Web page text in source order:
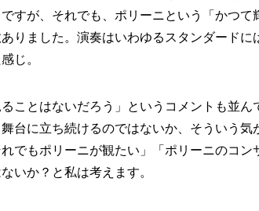
すが、それでも、ポリーニという「かつて
りました。演奏はいわゆるスタンダードに
じ。
ことはないだろう」というコメントも並ん
台に立ち続けるのではないか、そういう気
でもポリーニが観たい」「ポリーニのコン
いか？と私は考えます。